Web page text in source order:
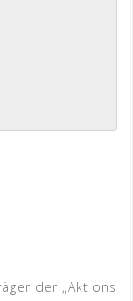
der „Aktions